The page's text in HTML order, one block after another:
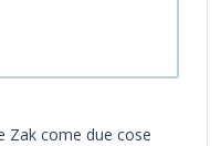
Zak come due cose